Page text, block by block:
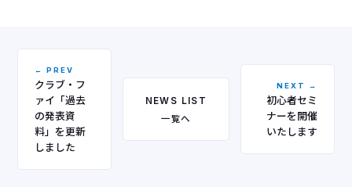
← PREV
クラブ・フ
ァイ「過去
の発表資
料」を更新
しました
NEWS LIST
一覧へ
NEXT →
初心者セミ
ナーを開催
いたします